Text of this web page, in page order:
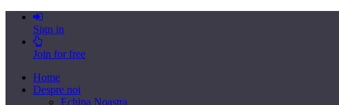
Sign in
Join for free
Home
Despre noi
Echipa Noastra